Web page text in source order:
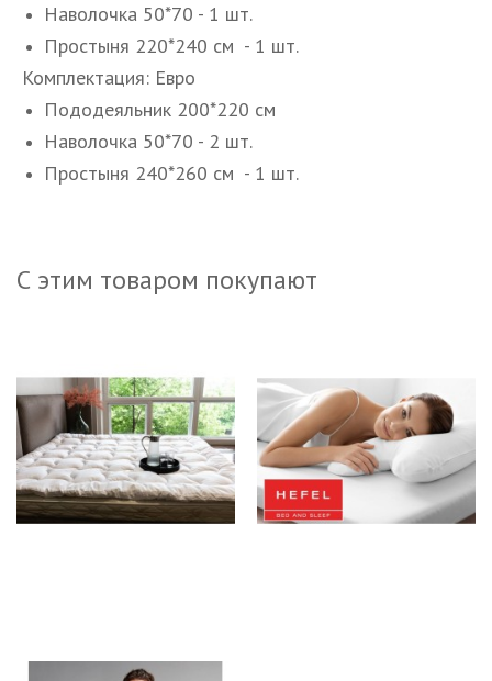
Наволочка 50*70 - 1 шт.
Простыня 220*240 см - 1 шт.
Комплектация: Евро
Пододеяльник 200*220 см
Наволочка 50*70 - 2 шт.
Простыня 240*260 см - 1 шт.
С этим товаром покупают